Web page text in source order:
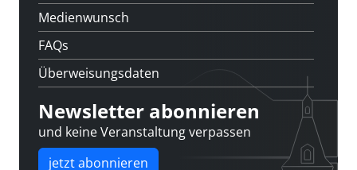
Medienwunsch
FAQs
Überweisungsdaten
Newsletter abonnieren
und keine Veranstaltung verpassen
jetzt abonnieren